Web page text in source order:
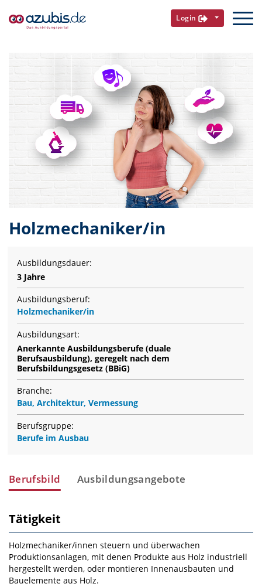
Login
Holzmechaniker/in
Ausbildungsdauer:
3 Jahre
Ausbildungsberuf:
Holzmechaniker/in
Ausbildungsart:
Anerkannte Ausbildungsberufe (duale
Berufsausbildung), geregelt nach dem
Berufsbildungsgesetz (BBiG)
Branche:
Bau, Architektur, Vermessung
Berufsgruppe:
Berufe im Ausbau
Berufsbild Ausbildungsangebote
Tätigkeit
Holzmechaniker/innen steuern und überwachen
Produktionsanlagen, mit denen Produkte aus Holz industriell
hergestellt werden, oder montieren Innenausbauten und
Bauelemente aus Holz.